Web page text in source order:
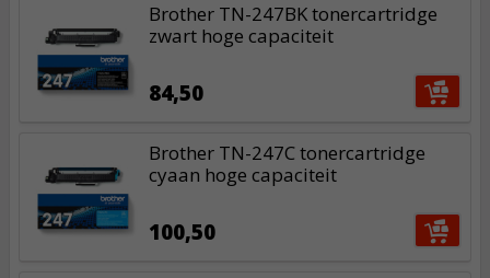
Brother TN-247BK tonercartridge
zwart hoge capaciteit
84,50
Brother TN-247C tonercartridge
cyaan hoge capaciteit
100,50